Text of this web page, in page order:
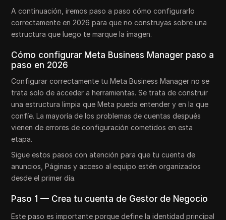
A continuación, iremos paso a paso cómo configurarlo
correctamente en 2026 para que no construyas sobre una
estructura que luego te marque la imagen.
Cómo configurar Meta Business Manager paso a
paso en 2026
Configurar correctamente tu Meta Business Manager no se
trata solo de acceder a herramientas. Se trata de construir
una estructura limpia que Meta pueda entender y en la que
confíe. La mayoría de los problemas de cuentas después
vienen de errores de configuración cometidos en esta
etapa.
Sigue estos pasos con atención para que tu cuenta de
anuncios, Páginas y acceso al equipo estén organizados
desde el primer día.
Paso 1 — Crea tu cuenta de Gestor de Negocio
Este paso es importante porque define la identidad principal